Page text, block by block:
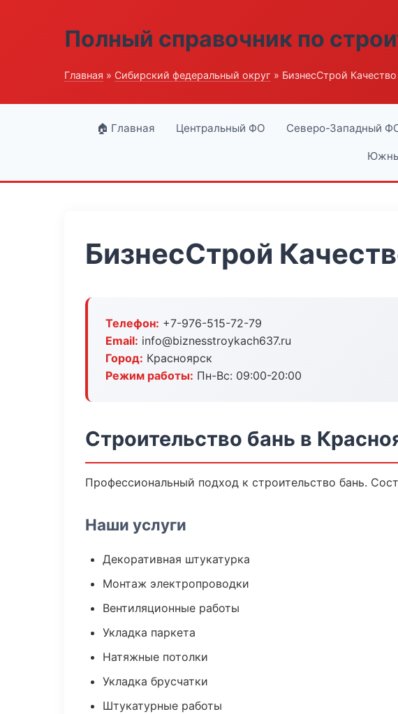
Полный справочник по
Главная » Сибирский федеральный округ » БизнесСтрой
🏠 Главная Центральный ФО Северо-Западный
БизнесСтрой
Телефон: +7-976-515-72-79
Email: info@biznesstroykach637.ru
Город: Красноярск
Режим работы: Пн-Вс: 09:00-20:00
Строительство бань в
Профессиональный подход к строительство бань.
Наши услуги
Декоративная штукатурка
Монтаж электропроводки
Вентиляционные работы
Укладка паркета
Натяжные потолки
Укладка брусчатки
Штукатурные работы